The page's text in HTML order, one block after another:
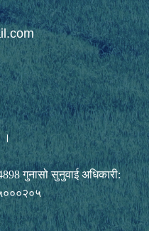
।
गुनासो सुनुवाई अधिकारी: